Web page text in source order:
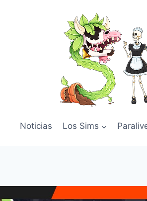
Noticias Los Sims